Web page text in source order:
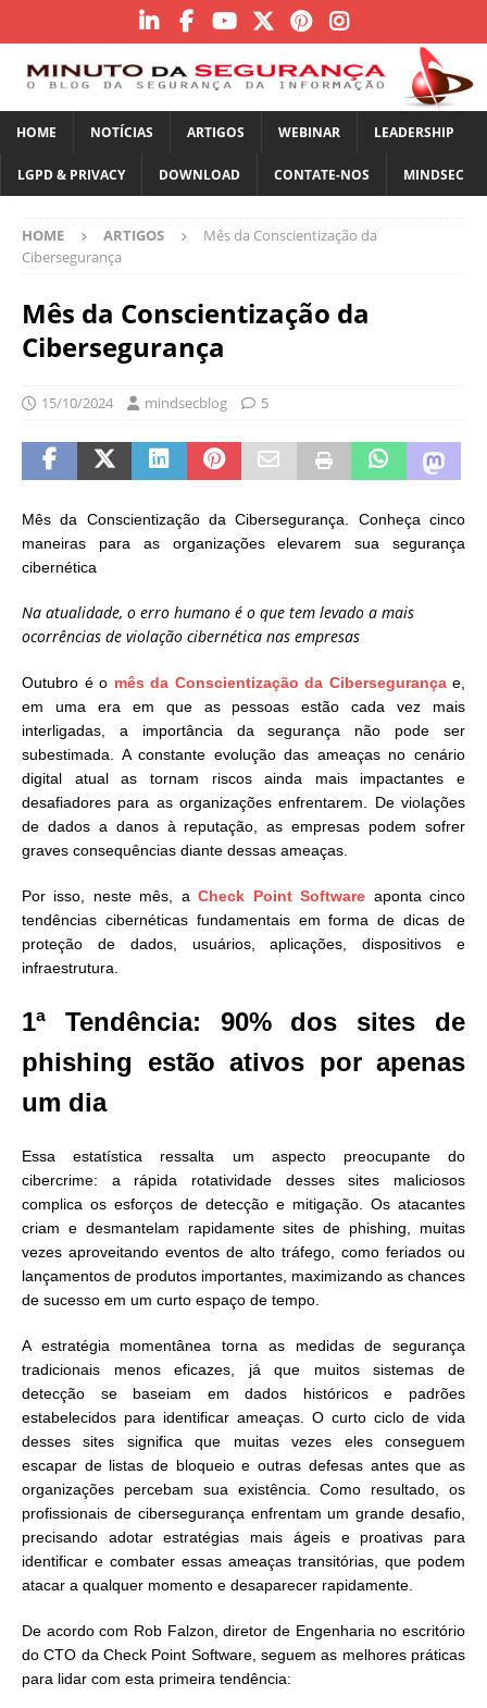
HOME NOTÍCIAS ARTIGOS WEBINAR LEADERSHIP
LGPD & PRIVACY DOWNLOAD CONTATE-NOS MINDSEC
HOME ARTIGOS
Mês da Conscientização da
Cibersegurança
Mês da Conscientização da
Cibersegurança
15/10/2024 mindsecblog 5
Mês da Conscientização da Cibersegurança. Conheça cinco
maneiras para as organizações elevarem sua segurança
cibernética
Na atualidade, o erro humano é o que tem levado a mais
ocorrências de violação cibernética nas empresas
Outubro é o mês da Conscientização da Cibersegurançae,
em uma era em que as pessoas estão cada vez mais
interligadas, a importância da segurança não pode ser
subestimada. A constante evolução das ameaças no cenário
digital atual as tornam riscos ainda mais impactantes e
desafiadores para as organizações enfrentarem. De violações
de dados a danos à reputação, as empresas podem sofrer
graves consequências diante dessas ameaças.
Por isso, neste mês, aCheck Point Software aponta cinco
tendências cibernéticas fundamentais em forma de dicas de
proteção de dados, usuários, aplicações, dispositivos e
infraestrutura.
1ª Tendência: 90% dos sites de
phishing estão ativos por apenas
um dia
Essa estatística ressalta um aspecto preocupante do
cibercrime: a rápida rotatividade desses sites maliciosos
complica os esforços de detecção e mitigação. Os atacantes
criam e desmantelam rapidamente sites de phishing, muitas
vezes aproveitando eventos de alto tráfego, como feriados ou
lançamentos de produtos importantes, maximizando as chances
de sucesso em um curto espaço de tempo.
A estratégia momentânea torna as medidas de segurança
tradicionais menos eficazes, já que muitos sistemas de
detecção se baseiam em dados históricos e padrões
estabelecidos para identificar ameaças. O curto ciclo de vida
desses sites significa que muitas vezes eles conseguem
escapar de listas de bloqueio e outras defesas antes que as
organizações percebam sua existência. Como resultado, os
profissionais de cibersegurança enfrentam um grande desafio,
precisando adotar estratégias mais ágeis e proativas para
identificar e combater essas ameaças transitórias, que podem
atacar a qualquer momento e desaparecer rapidamente.
De acordo com Rob Falzon, diretor de Engenharia no escritório
do CTO da Check Point Software, seguem as melhores práticas
para lidar com esta primeira tendência: